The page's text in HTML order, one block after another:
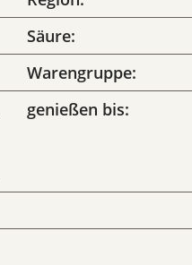
Säure:
Warengruppe:
genießen bis: